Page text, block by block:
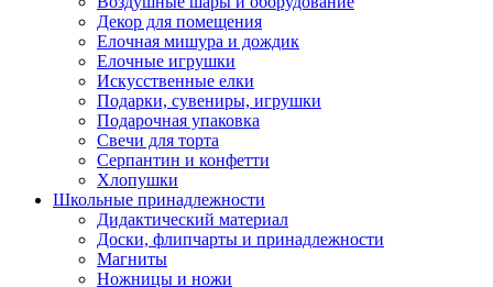
Декор для помещения
Елочная мишура и дождик
Елочные игрушки
Искусственные елки
Подарки, сувениры, игрушки
Подарочная упаковка
Свечи для торта
Серпантин и конфетти
Хлопушки
Школьные принадлежности
Дидактический материал
Доски, флипчарты и принадлежности
Магниты
Ножницы и ножи